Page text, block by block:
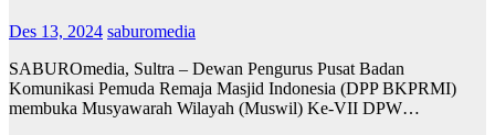
Des 13, 2024 saburomedia
SABUROmedia, Sultra – Dewan Pengurus Pusat Badan
Komunikasi Pemuda Remaja Masjid Indonesia (DPP BKPRMI)
membuka Musyawarah Wilayah (Muswil) Ke-VII DPW…